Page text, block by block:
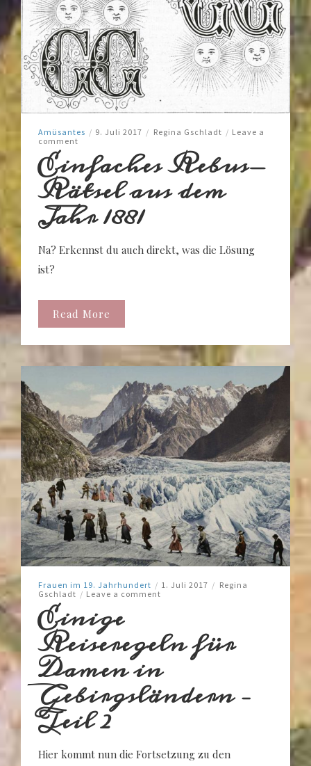
Amüsantes / 9. Juli 2017 / Regina Gschladt / Leave a
comment
Einfaches Rebus-
Rätsel aus dem
Jahr 1881
Na? Erkennst du auch direkt, was die Lösung
ist?
Read More
Frauen im 19. Jahrhundert / 1. Juli 2017 / Regina
Gschladt / Leave a comment
Einige
Reiseregeln für
Damen in
Gebirgsländern –
Teil 2
Hier kommt nun die Fortsetzung zu den